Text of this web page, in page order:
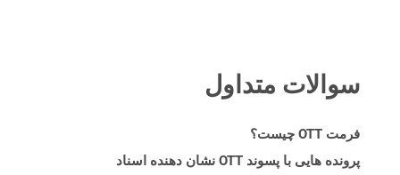
سوالات متداول
فرمت OTT چیست؟
پرونده هایی با پسوند OTT نشان دهنده اسناد